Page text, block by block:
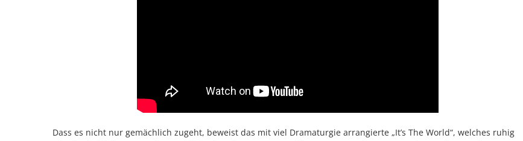
Dass es nicht nur gemächlich zugeht, beweist das mit viel Dramaturgie arrangierte „It’s The World“, welches ruhig